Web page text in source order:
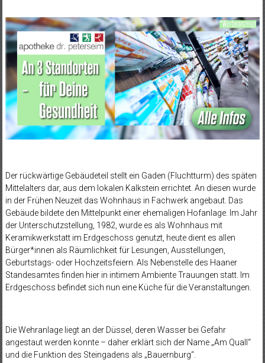
Der rückwärtige Gebäudeteil stellt ein Gaden (Fluchtturm) des späten
Mittelalters dar, aus dem lokalen Kalkstein errichtet. An diesen wurde
in der Frühen Neuzeit das Wohnhaus in Fachwerk angebaut. Das
Gebäude bildete den Mittelpunkt einer ehemaligen Hofanlage. Im Jahr
der Unterschutzstellung, 1982, wurde es als Wohnhaus mit
Keramikwerkstatt im Erdgeschoss genutzt, heute dient es allen
Bürger*innen als Räumlichkeit für Lesungen, Ausstellungen,
Geburtstags- oder Hochzeitsfeiern. Als Nebenstelle des Haaner
Standesamtes finden hier in intimem Ambiente Trauungen statt. Im
Erdgeschoss befindet sich nun eine Küche für die Veranstaltungen.
Die Wehranlage liegt an der Düssel, deren Wasser bei Gefahr
angestaut werden konnte – daher erklärt sich der Name „Am Quall“
und die Funktion des Steingadens als „Bauernburg“.